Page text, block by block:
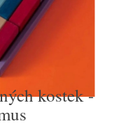
kostek -